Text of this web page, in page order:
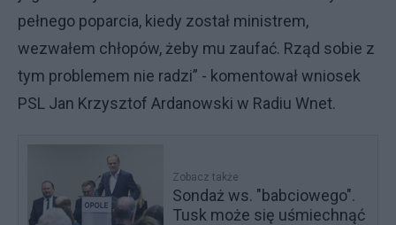
pełnego poparcia, kiedy został ministrem,
wezwałem chłopów, żeby mu zaufać. Rząd sobie z
tym problemem nie radzi” - komentował wniosek
PSL Jan Krzysztof Ardanowski w Radiu Wnet.
Zobacz także
Sondaż ws. "babciowego".
Tusk może się uśmiechnąć